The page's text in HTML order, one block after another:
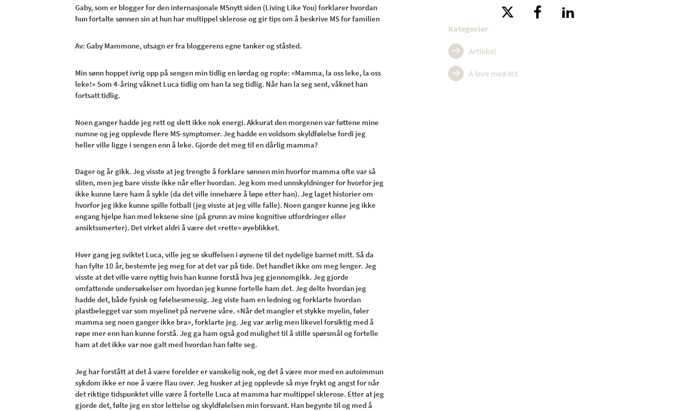
Gaby, som er blogger for den internasjonale MSnytt siden (Living Like You) forklarer hvordan
hun fortalte sønnen sin at hun har multippel sklerose og gir tips om å beskrive MS for familien
Av: Gaby Mammone, utsagn er fra bloggerens egne tanker og ståsted.
Min sønn hoppet ivrig opp på sengen min tidlig en lørdag og ropte: «Mamma, la oss leke, la oss
leke!» Som 4-åring våknet Luca tidlig om han la seg tidlig. Når han la seg sent, våknet han
fortsatt tidlig.
Noen ganger hadde jeg rett og slett ikke nok energi. Akkurat den morgenen var føttene mine
numne og jeg opplevde flere MS-symptomer. Jeg hadde en voldsom skyldfølelse fordi jeg
heller ville ligge i sengen enn å leke. Gjorde det meg til en dårlig mamma?
Dager og år gikk. Jeg visste at jeg trengte å forklare sønnen min hvorfor mamma ofte var så
sliten, men jeg bare visste ikke når eller hvordan. Jeg kom med unnskyldninger for hvorfor jeg
ikke kunne lære ham å sykle (da det ville innebære å løpe etter han). Jeg laget historier om
hvorfor jeg ikke kunne spille fotball (jeg visste at jeg ville falle). Noen ganger kunne jeg ikke
engang hjelpe han med leksene sine (på grunn av mine kognitive utfordringer eller
ansiktssmerter). Det virket aldri å være det «rette» øyeblikket.
Hver gang jeg sviktet Luca, ville jeg se skuffelsen i øynene til det nydelige barnet mitt. Så da
han fylte 10 år, bestemte jeg meg for at det var på tide. Det handlet ikke om meg lenger. Jeg
visste at det ville være nyttig hvis han kunne forstå hva jeg gjennomgikk. Jeg gjorde
omfattende undersøkelser om hvordan jeg kunne fortelle ham det. Jeg delte hvordan jeg
hadde det, både fysisk og følelsesmessig. Jeg viste ham en ledning og forklarte hvordan
plastbelegget var som myelinet på nervene våre. «Når det mangler et stykke myelin, føler
mamma seg noen ganger ikke bra», forklarte jeg. Jeg var ærlig men likevel forsiktig med å
røpe mer enn han kunne forstå. Jeg ga ham også god mulighet til å stille spørsmål og fortelle
ham at det ikke var noe galt med hvordan han følte seg.
Jeg har forstått at det å være forelder er vanskelig nok, og det å være mor med en autoimmun
sykdom ikke er noe å være flau over. Jeg husker at jeg opplevde så mye frykt og angst for når
det riktige tidspunktet ville være å fortelle Luca at mamma har multippel sklerose. Etter at jeg
gjorde det, følte jeg en stor lettelse og skyldfølelsen min forsvant. Han begynte til og med å
Kategorier
Artikkel
Å leve med MS